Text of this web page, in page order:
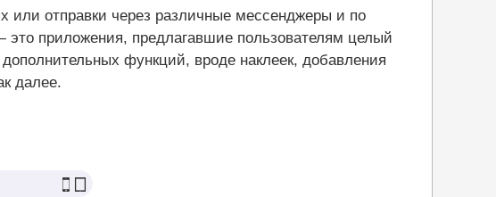
или отправки через различные мессенджеры и по
приложения, предлагавшие пользователям целый
функций, вроде наклеек, добавления
далее.